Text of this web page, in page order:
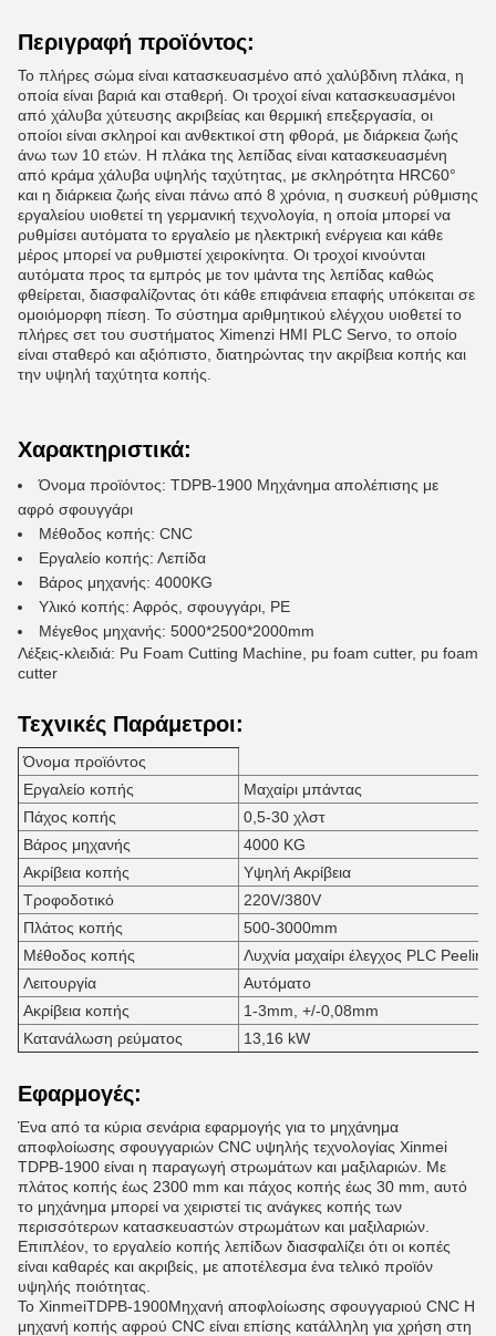
Περιγραφή προϊόντος:
Το πλήρες σώμα είναι κατασκευασμένο από χαλύβδινη πλάκα, η
οποία είναι βαριά και σταθερή. Οι τροχοί είναι κατασκευασμένοι
από χάλυβα χύτευσης ακριβείας και θερμική επεξεργασία, οι
οποίοι είναι σκληροί και ανθεκτικοί στη φθορά, με διάρκεια ζωής
άνω των 10 ετών. Η πλάκα της λεπίδας είναι κατασκευασμένη
από κράμα χάλυβα υψηλής ταχύτητας, με σκληρότητα HRC60°
και η διάρκεια ζωής είναι πάνω από 8 χρόνια, η συσκευή ρύθμισης
εργαλείου υιοθετεί τη γερμανική τεχνολογία, η οποία μπορεί να
ρυθμίσει αυτόματα το εργαλείο με ηλεκτρική ενέργεια και κάθε
μέρος μπορεί να ρυθμιστεί χειροκίνητα. Οι τροχοί κινούνται
αυτόματα προς τα εμπρός με τον ιμάντα της λεπίδας καθώς
φθείρεται, διασφαλίζοντας ότι κάθε επιφάνεια επαφής υπόκειται σε
ομοιόμορφη πίεση. Το σύστημα αριθμητικού ελέγχου υιοθετεί το
πλήρες σετ του συστήματος Ximenzi HMI PLC Servo, το οποίο
είναι σταθερό και αξιόπιστο, διατηρώντας την ακρίβεια κοπής και
την υψηλή ταχύτητα κοπής.
Χαρακτηριστικά:
Όνομα προϊόντος: TDPB-1900 Μηχάνημα απολέπισης με
αφρό σφουγγάρι
Μέθοδος κοπής: CNC
Εργαλείο κοπής: Λεπίδα
Βάρος μηχανής: 4000KG
Υλικό κοπής: Αφρός, σφουγγάρι, PE
Μέγεθος μηχανής: 5000*2500*2000mm
Λέξεις-κλειδιά: Pu Foam Cutting Machine, pu foam cutter, pu foam
cutter
Τεχνικές Παράμετροι:
Όνομα προϊόντος
Εργαλείο κοπής
Μαχαίρι μπάντας
Πάχος κοπής
0,5-30 χλστ
Βάρος μηχανής
4000 KG
Ακρίβεια κοπής
Υψηλή Ακρίβεια
Τροφοδοτικό
220V/380V
Πλάτος κοπής
500-3000mm
Μέθοδος κοπής
Λυχνία μαχαίρι έλεγχος PLC Peeling
Λειτουργία
Αυτόματο
Ακρίβεια κοπής
1-3mm, +/-0,08mm
Κατανάλωση ρεύματος
13,16 kW
Εφαρμογές:
Ένα από τα κύρια σενάρια εφαρμογής για το μηχάνημα
αποφλοίωσης σφουγγαριών CNC υψηλής τεχνολογίας Xinmei
TDPB-1900 είναι η παραγωγή στρωμάτων και μαξιλαριών. Με
πλάτος κοπής έως 2300 mm και πάχος κοπής έως 30 mm, αυτό
το μηχάνημα μπορεί να χειριστεί τις ανάγκες κοπής των
περισσότερων κατασκευαστών στρωμάτων και μαξιλαριών.
Επιπλέον, το εργαλείο κοπής λεπίδων διασφαλίζει ότι οι κοπές
είναι καθαρές και ακριβείς, με αποτέλεσμα ένα τελικό προϊόν
υψηλής ποιότητας.
Το XinmeiTDPB-1900Μηχανή αποφλοίωσης σφουγγαριού CNC Η
μηχανή κοπής αφρού CNC είναι επίσης κατάλληλη για χρήση στη